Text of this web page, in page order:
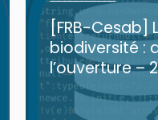
[FRB-Cesab]
biodiversité :
l’ouverture –